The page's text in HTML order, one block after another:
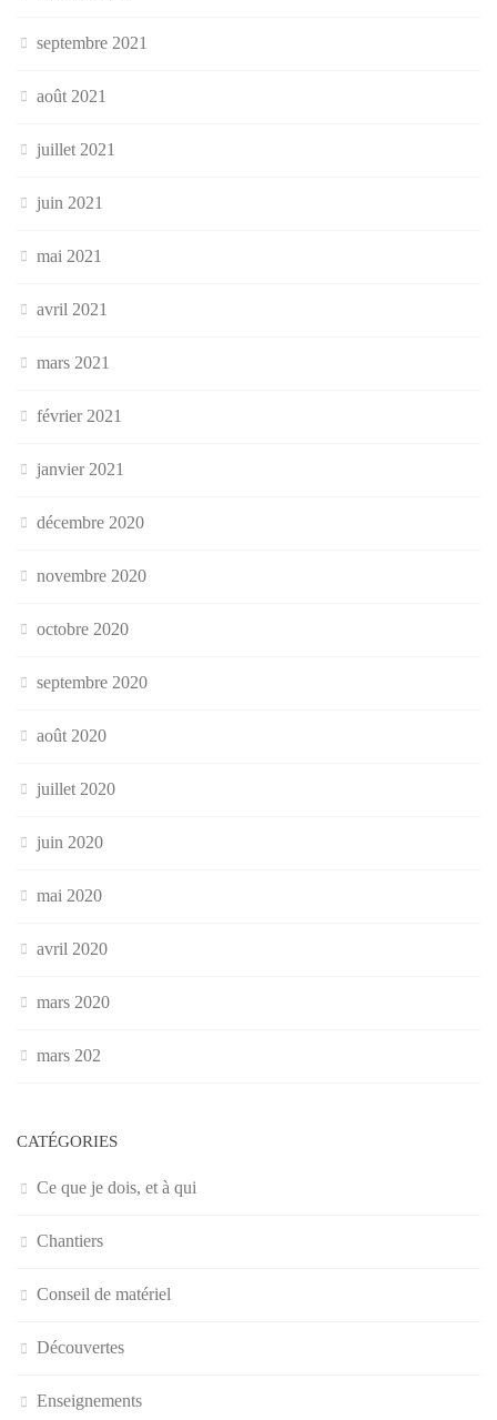
septembre 2021
août 2021
juillet 2021
juin 2021
mai 2021
avril 2021
mars 2021
février 2021
janvier 2021
décembre 2020
novembre 2020
octobre 2020
septembre 2020
août 2020
juillet 2020
juin 2020
mai 2020
avril 2020
mars 2020
mars 202
CATÉGORIES
Ce que je dois, et à qui
Chantiers
Conseil de matériel
Découvertes
Enseignements